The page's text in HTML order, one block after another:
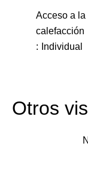
Acceso a la
calefacción
Individual
Otros